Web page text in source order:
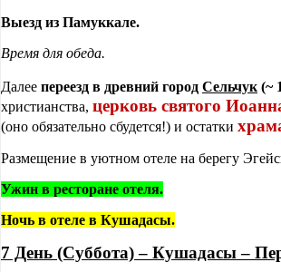
Выезд из Памуккале.
Время для обеда.
Далее переезд в древний город Сельчук (~
христианства, церковь святого
(оно обязательно сбудется!) и остатки
Размещение в уютном отеле на берегу
Ужин в ресторане отеля.
Ночь в отеле в Кушадасы.
7 День (Суббота) – Кушадасы –